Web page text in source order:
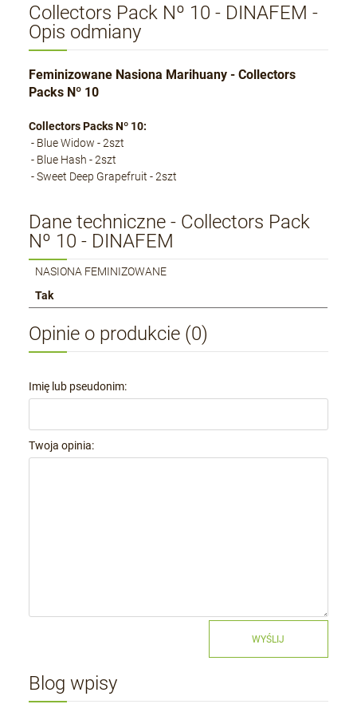
Collectors Pack Nº 10 - DINAFEM -
Opis odmiany
Feminizowane Nasiona Marihuany - Collectors
Packs Nº 10
Collectors Packs Nº 10:
- Blue Widow - 2szt
- Blue Hash - 2szt
- Sweet Deep Grapefruit - 2szt
Dane techniczne - Collectors Pack
Nº 10 - DINAFEM
NASIONA FEMINIZOWANE
Tak
Opinie o produkcie (0)
Imię lub pseudonim:
Twoja opinia:
WYŚLIJ
Blog wpisy